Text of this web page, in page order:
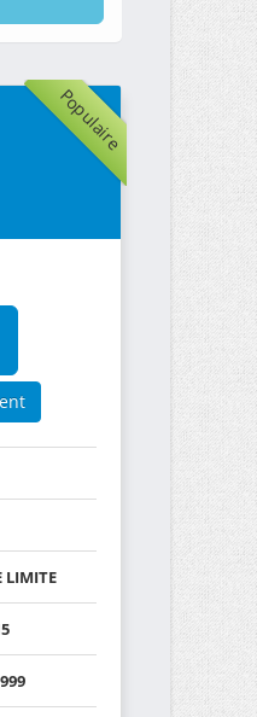
Populaire
LIMITE
999